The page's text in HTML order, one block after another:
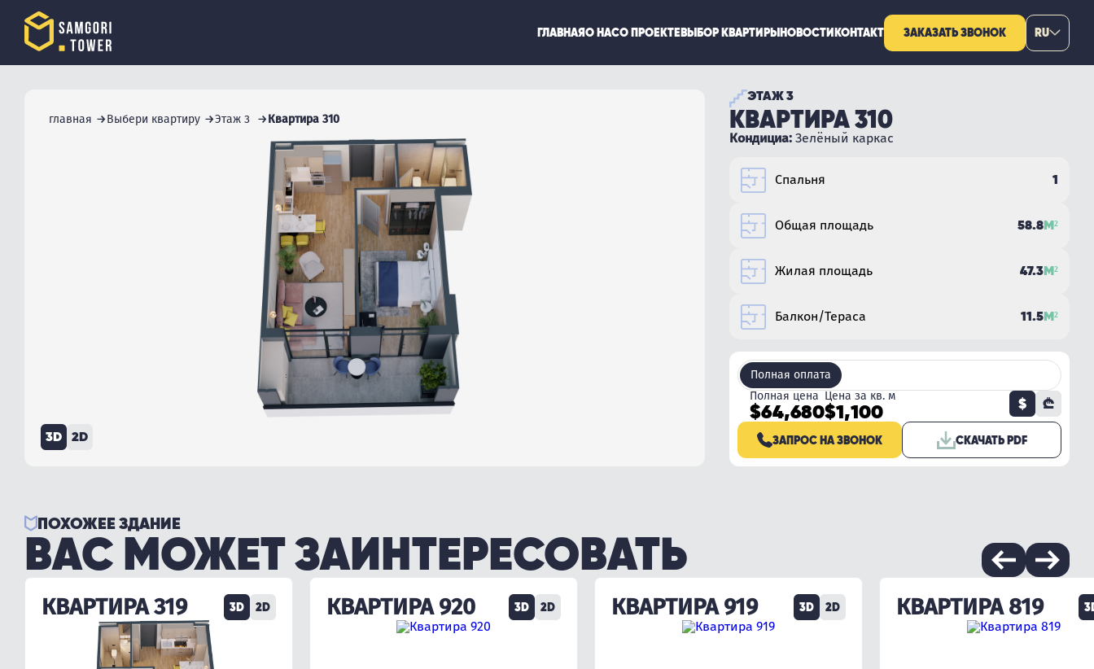
ГЛАВНАЯО НАСО ПРОЕКТЕВЫБОР КВАРТИРЫНОВОСТИКОНТАКТ ЗАКАЗАТЬ ЗВОНОК RU
главная Выбери квартиру Этаж 3 Квартира 310
3D 2D
ЭТАЖ 3
КВАРТИРА 310
Кондициа: Зелёный каркас
Спальня 1
Общая площадь 58.8М²
Жилая площадь 47.3М²
Балкон/Тераса 11.5М²
Полная оплата
Полная цена
$64,680
Цена за кв. м
$1,100 $ ₾
ЗАПРОС НА ЗВОНОК СКАЧАТЬ PDF
ПОХОЖЕЕ ЗДАНИЕ
ВАС МОЖЕТ ЗАИНТЕРЕСОВАТЬ
КВАРТИРА 319 3D 2D КВАРТИРА 920 3D 2D КВАРТИРА 919 3D 2D КВАРТИРА 819